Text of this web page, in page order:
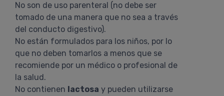
No son de uso parenteral (no debe ser
tomado de una manera que no sea a través
del conducto digestivo).
No están formulados para los niños, por lo
que no deben tomarlos a menos que se
recomiende por un médico o profesional de
la salud.
No contienen lactosa y pueden utilizarse